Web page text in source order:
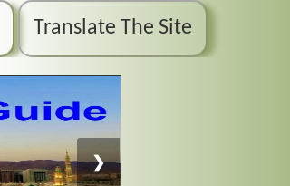
Translate The Site
❯